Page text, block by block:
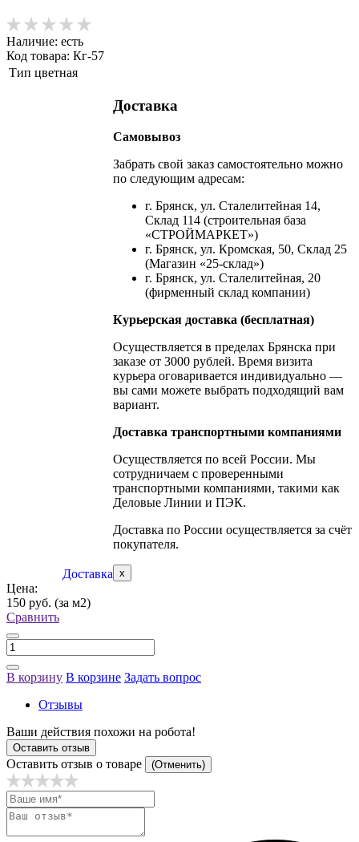
Наличие: есть
Код товара: Кг-57
Тип цветная
Доставка
Доставка
Самовывоз
Забрать свой заказ самостоятельно можно
по следующим адресам:
г. Брянск, ул. Сталелитейная 14,
Склад 114 (строительная база
«СТРОЙМАРКЕТ»)
г. Брянск, ул. Кромская, 50, Склад 25
(Магазин «25-склад»)
г. Брянск, ул. Сталелитейная, 20
(фирменный склад компании)
Курьерская доставка (бесплатная)
Осуществляется в пределах Брянска при
заказе от 3000 рублей. Время визита
курьера оговаривается индивидуально —
вы сами можете выбрать подходящий вам
вариант.
Доставка транспортными компаниями
Осуществляется по всей России. Мы
сотрудничаем с проверенными
транспортными компаниями, такими как
Деловые Линии и ПЭК.
Доставка по России осуществляется за счёт
покупателя.
x
Цена:
150 руб. (за м2)
Сравнить
В корзину В корзине Задать вопрос
Отзывы
Ваши действия похожи на робота!
Оставить отзыв
Оставить отзыв о товаре (Отменить)